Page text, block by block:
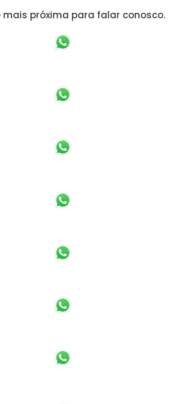
mais próxima para falar conosco.